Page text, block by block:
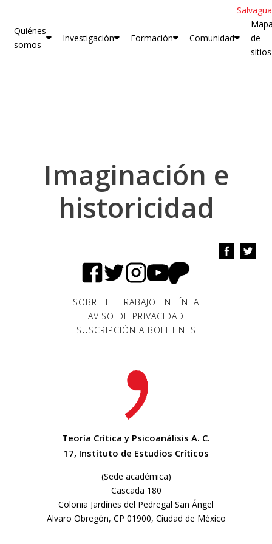
Quiénes
somos
Investigación Formación Comunidad
de
sitios
Imaginación e
historicidad
SOBRE EL TRABAJO EN LÍNEA
AVISO DE PRIVACIDAD
SUSCRIPCIÓN A BOLETINES
Teoría Crítica y Psicoanálisis A. C.
17, Instituto de Estudios Críticos
(Sede académica)
Cascada 180
Colonia Jardínes del Pedregal San Ángel
Alvaro Obregón, CP 01900, Ciudad de México